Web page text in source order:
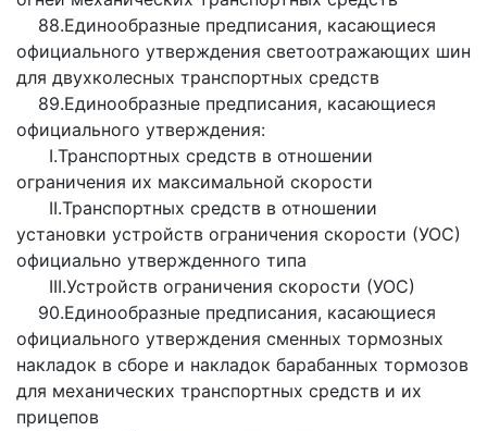
88.Единообразные предписания, касающиеся
официального утверждения светоотражающих шин
для двухколесных транспортных средств
89.Единообразные предписания, касающиеся
официального утверждения:
I.Транспортных средств в отношении
ограничения их максимальной скорости
II.Транспортных средств в отношении
установки устройств ограничения скорости (УОС)
официально утвержденного типа
III.Устройств ограничения скорости (УОС)
90.Единообразные предписания, касающиеся
официального утверждения сменных тормозных
накладок в сборе и накладок барабанных тормозов
для механических транспортных средств и их
прицепов